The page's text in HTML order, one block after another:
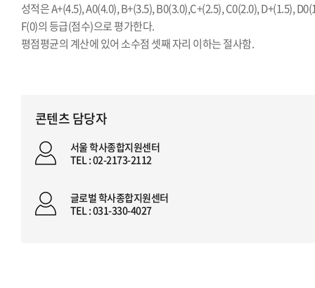
성적은 A+(4.5), A0(4.0), B+(3.5), B0(3.0),C+(2.5), C0(2.0), D+(1.5),
F(0)의 등급(점수)으로 평가한다.
평점평균의 계산에 있어 소수점 셋째 자리 이하는 절사함.
콘텐츠 담당자
서울 학사종합지원센터
TEL : 02-2173-2112
글로벌 학사종합지원센터
TEL : 031-330-4027